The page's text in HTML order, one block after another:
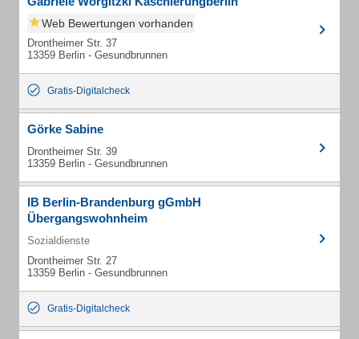
Web Bewertungen vorhanden
Drontheimer Str. 37
13359 Berlin - Gesundbrunnen
Gratis-Digitalcheck
Görke Sabine
Drontheimer Str. 39
13359 Berlin - Gesundbrunnen
IB Berlin-Brandenburg gGmbH
Übergangswohnheim
Sozialdienste
Drontheimer Str. 27
13359 Berlin - Gesundbrunnen
Gratis-Digitalcheck